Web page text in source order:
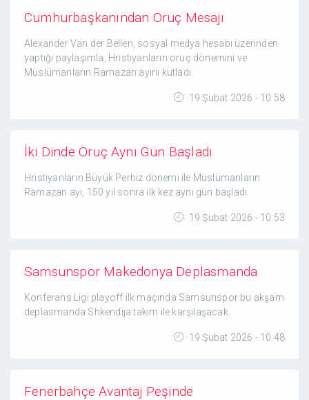
Cumhurbaşkanından Oruç Mesajı
Alexander Van der Bellen, sosyal medya hesabı üzerinden
yaptığı paylaşımla, Hristiyanların oruç dönemini ve
Müslümanların Ramazan ayını kutladı.
19 Şubat 2026 - 10:58
İki Dinde Oruç Aynı Gün Başladı
Hristiyanların Büyük Perhiz dönemi ile Müslümanların
Ramazan ayı, 150 yıl sonra ilk kez aynı gün başladı.
19 Şubat 2026 - 10:53
Samsunspor Makedonya Deplasmanda
Konferans Ligi playoff ilk maçında Samsunspor bu akşam
deplasmanda Shkendija takım ile karşılaşacak.
19 Şubat 2026 - 10:48
Fenerbahçe Avantaj Peşinde